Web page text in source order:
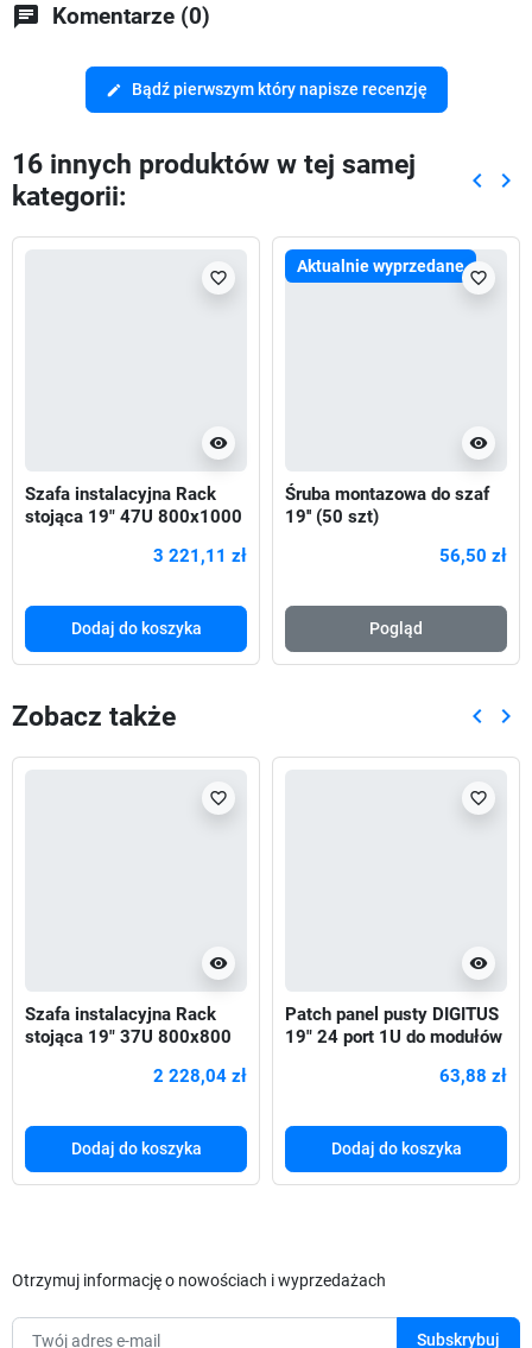
chat Komentarze (0)
edit Bądź pierwszym który napisze recenzję
16 innych produktów w tej samej
kategorii:
keyboard_arrow_left keyboard_arrow_right
visibility
favorite_border
Szafa instalacyjna Rack
stojąca 19" 47U 800x1000
3 221,11 zł
Dodaj do koszyka
Aktualnie wyprzedane
visibility
favorite_border
Śruba montazowa do szaf
19'' (50 szt)
56,50 zł
Pogląd
Zobacz także keyboard_arrow_left keyboard_arrow_right
visibility
favorite_border
Szafa instalacyjna Rack
stojąca 19" 37U 800x800
2 228,04 zł
Dodaj do koszyka
visibility
favorite_border
Patch panel pusty DIGITUS
19" 24 port 1U do modułów
63,88 zł
Dodaj do koszyka
Otrzymuj informację o nowościach i wyprzedażach